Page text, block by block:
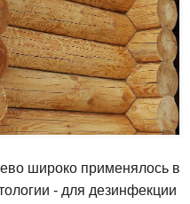
широко применялось в
- для дезинфекции